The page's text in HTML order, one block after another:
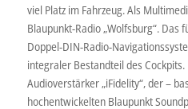
viel Platz im Fahrzeug. Als
Blaupunkt-Radio „Wolfsburg“. Das
Doppel-DIN-Radio-
integraler Bestandteil des
Audioverstärker „iFidelity“, der –
hochentwickelten Blaupunkt